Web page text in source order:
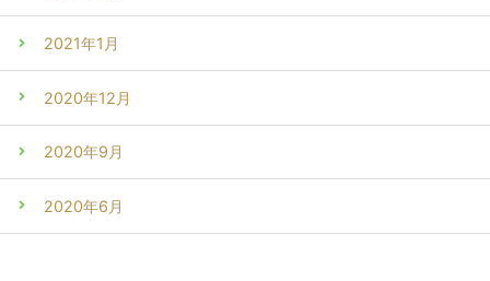
2021年1月
2020年12月
2020年9月
2020年6月